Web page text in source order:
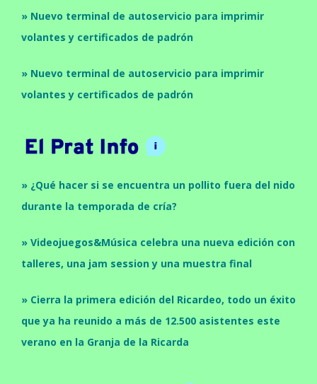
» Nuevo terminal de autoservicio para imprimir
volantes y certificados de padrón
» Nuevo terminal de autoservicio para imprimir
volantes y certificados de padrón
» ¿Qué hacer si se encuentra un pollito fuera del nido
durante la temporada de cría?
» Videojuegos&Música celebra una nueva edición con
talleres, una jam session y una muestra final
» Cierra la primera edición del Ricardeo, todo un éxito
que ya ha reunido a más de 12.500 asistentes este
verano en la Granja de la Ricarda